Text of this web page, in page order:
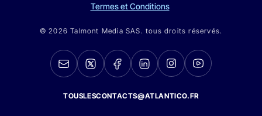
Termes et Conditions
© 2026 Talmont Media SAS. tous droits réservés.
TOUSLESCONTACTS@ATLANTICO.FR